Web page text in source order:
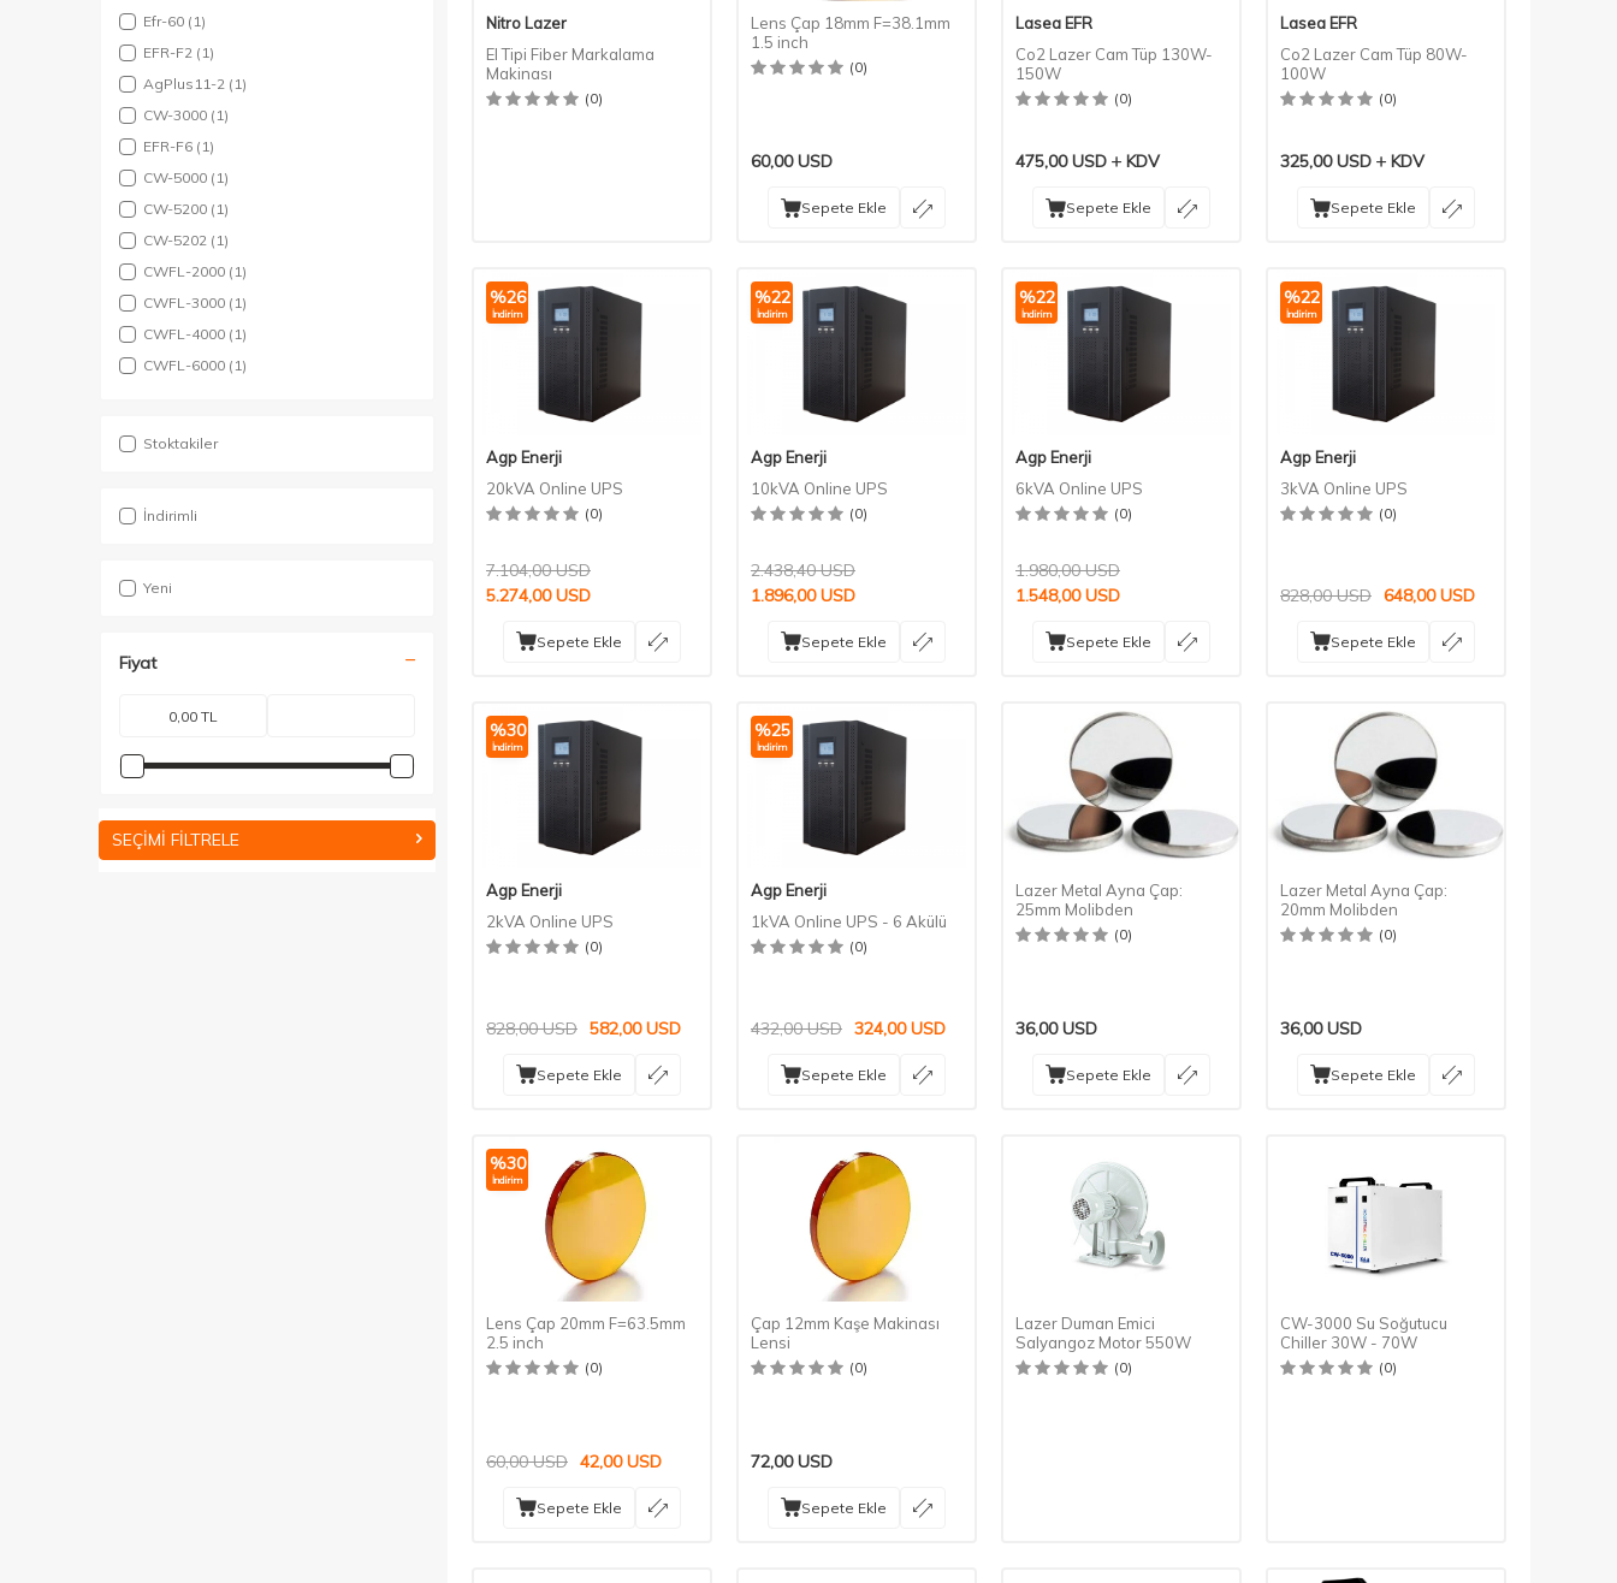
Efr-60 (1)
EFR-F2 (1)
AgPlus11-2 (1)
CW-3000 (1)
EFR-F6 (1)
CW-5000 (1)
CW-5200 (1)
CW-5202 (1)
CWFL-2000 (1)
CWFL-3000 (1)
CWFL-4000 (1)
CWFL-6000 (1)
Stoktakiler
İndirimli
Yeni
Fiyat
SEÇIMI FILTRELE
Nitro Lazer
El Tipi Fiber Markalama
Makinası
(0)
Lens Çap 18mm F=38.1mm
1.5 inch
(0)
60,00USD
Sepete Ekle
Lasea EFR
Co2 Lazer Cam Tüp 130W-
150W
(0)
475,00USD KDV
Sepete Ekle
Lasea EFR
Co2 Lazer Cam Tüp 80W-
100W
(0)
325,00USD KDV
Sepete Ekle
%26
İndirim
Agp Enerji
20kVA Online UPS
(0)
7.104,00USD
5.274,00USD
Sepete Ekle
%22
İndirim
Agp Enerji
10kVA Online UPS
(0)
2.438,40USD
1.896,00USD
Sepete Ekle
%22
İndirim
Agp Enerji
6kVA Online UPS
(0)
1.980,00USD
1.548,00USD
Sepete Ekle
%22
İndirim
Agp Enerji
3kVA Online UPS
(0)
828,00USD 648,00USD
Sepete Ekle
%30
İndirim
Agp Enerji
2kVA Online UPS
(0)
828,00USD 582,00USD
Sepete Ekle
%25
İndirim
Agp Enerji
1kVA Online UPS - 6 Akülü
(0)
432,00USD 324,00USD
Sepete Ekle
Lazer Metal Ayna Çap:
25mm Molibden
(0)
36,00USD
Sepete Ekle
Lazer Metal Ayna Çap:
20mm Molibden
(0)
36,00USD
Sepete Ekle
%30
İndirim
Lens Çap 20mm F=63.5mm
2.5 inch
(0)
60,00USD 42,00USD
Sepete Ekle
Çap 12mm Kaşe Makinası
Lensi
(0)
72,00USD
Sepete Ekle
Lazer Duman Emici
Salyangoz Motor 550W
(0)
CW-3000 Su Soğutucu
Chiller 30W - 70W
(0)